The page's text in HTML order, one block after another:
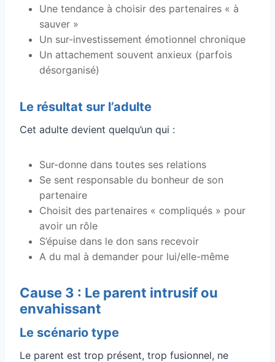
Une tendance à choisir des partenaires « à
sauver »
Un sur-investissement émotionnel chronique
Un attachement souvent anxieux (parfois
désorganisé)
Le résultat sur l’adulte
Cet adulte devient quelqu’un qui :
Sur-donne dans toutes ses relations
Se sent responsable du bonheur de son
partenaire
Choisit des partenaires « compliqués » pour
avoir un rôle
S’épuise dans le don sans recevoir
A du mal à demander pour lui/elle-même
Cause 3 : Le parent intrusif ou
envahissant
Le scénario type
Le parent est trop présent, trop fusionnel, ne